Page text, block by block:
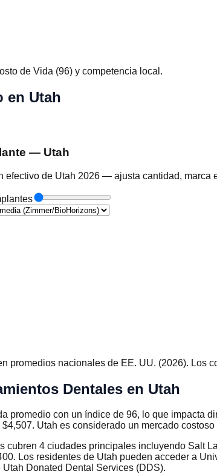
de Vida (96) y competencia local.
en Utah
— Utah
efectivo de Utah 2026 — ajusta cantidad, marca
promedios nacionales de EE. UU. (2026). Los
Dentales en Utah
promedio con un índice de 96, lo que impacta
Utah es considerado un mercado
cubren 4 ciudades principales incluyendo Salt
Los residentes de Utah pueden acceder a
Donated Dental Services (DDS).